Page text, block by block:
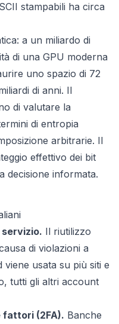
stampabili ha circa
a un miliardo di
di una GPU moderna
uno spazio di 72
di anni. Il
di valutare la
di entropia
arbitrarie. Il
effettivo dei bit
decisione informata.
servizio. Il riutilizzo
di violazioni a
viene usata su più siti e
tutti gli altri account
(2FA). Banche